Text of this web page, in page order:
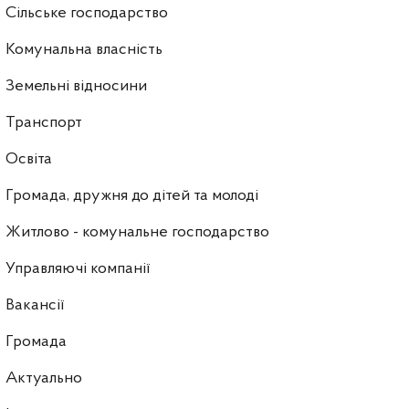
Сільське господарство
Комунальна власність
Земельні відносини
Транспорт
Освіта
Громада, дружня до дітей та молоді
Житлово - комунальне господарство
Управляючі компанії
Ваканcії
Громада
Актуально